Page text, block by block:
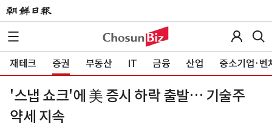
재테크 증권 부동산 IT 금융 산업 중소기업·벤
'스냅 쇼크'에 美 증시 하락 출발… 기술주
약세 지속